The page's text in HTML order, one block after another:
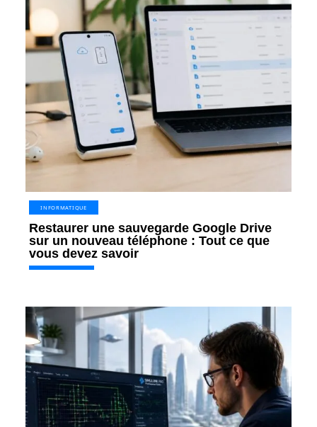
INFORMATIQUE
Restaurer une sauvegarde Google Drive
sur un nouveau téléphone : Tout ce que
vous devez savoir